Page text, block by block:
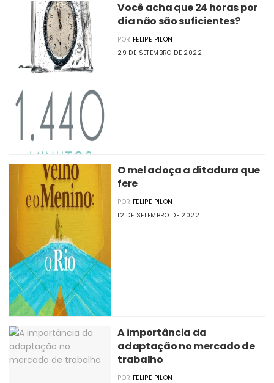
Você acha que 24 horas por
dia não são suficientes?
POR FELIPE PILON
29 DE SETEMBRO DE 2022
O mel adoça a ditadura que
fere
POR FELIPE PILON
12 DE SETEMBRO DE 2022
A importância da
adaptação no mercado de
trabalho
POR FELIPE PILON